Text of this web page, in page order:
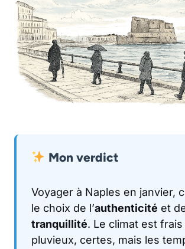
Mon verdict
Voyager à Naples en janvier,
le choix de l’authenticité et
tranquillité. Le climat est
pluvieux, certes, mais les